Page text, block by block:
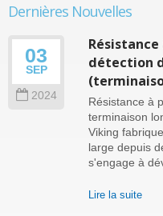
Dernières Nouvelles
03
SEP
2024
détection
Résistance à
terminaison
Viking
large depuis
s'engage à
Lire la suite